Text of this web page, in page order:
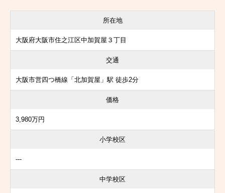
所在地
大阪府大阪市住之江区中加賀屋３丁目
交通
大阪市営四つ橋線「北加賀屋」駅 徒歩2分
価格
3,980万円
小学校区
---
中学校区